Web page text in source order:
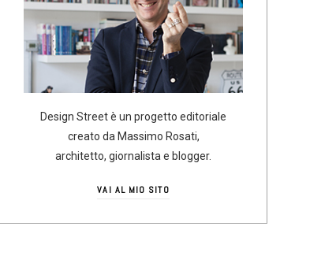
Design Street è un progetto editoriale
creato da Massimo Rosati,
architetto, giornalista e blogger.
VAI AL MIO SITO